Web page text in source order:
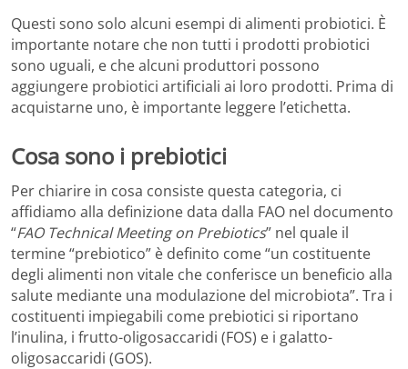
Questi sono solo alcuni esempi di alimenti probiotici. È
importante notare che non tutti i prodotti probiotici
sono uguali, e che alcuni produttori possono
aggiungere probiotici artificiali ai loro prodotti. Prima di
acquistarne uno, è importante leggere l’etichetta.
Cosa sono i prebiotici
Per chiarire in cosa consiste questa categoria, ci
affidiamo alla definizione data dalla FAO nel documento
“FAO Technical Meeting on Prebiotics” nel quale il
termine “prebiotico” è definito come “un costituente
degli alimenti non vitale che conferisce un beneficio alla
salute mediante una modulazione del microbiota”. Tra i
costituenti impiegabili come prebiotici si riportano
l’inulina, i frutto-oligosaccaridi (FOS) e i galatto-
oligosaccaridi (GOS).